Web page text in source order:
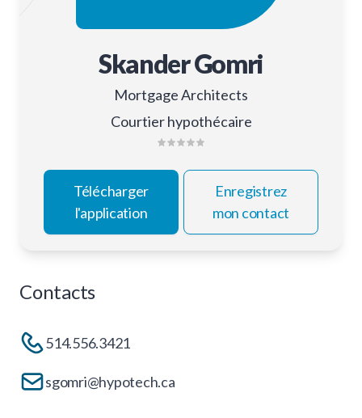
Skander Gomri
Mortgage Architects
Courtier hypothécaire
Télécharger
l'application
Enregistrez
mon contact
Contacts
514.556.3421
sgomri@hypotech.ca